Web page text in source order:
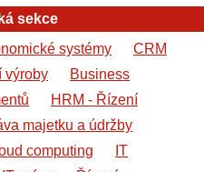
sekce
systémy
CRM
výroby
Business
HRM - Řízení
majetku a údržby
computing
IT